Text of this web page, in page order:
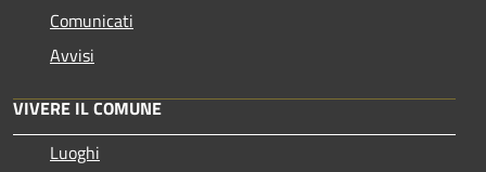
Comunicati
Avvisi
VIVERE IL COMUNE
Luoghi